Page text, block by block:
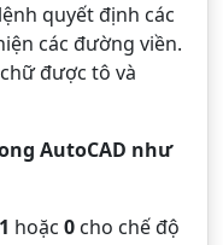
quyết định các
các đường viền.
chữ được tô và
AutoCAD như
1 hoặc 0 cho chế độ